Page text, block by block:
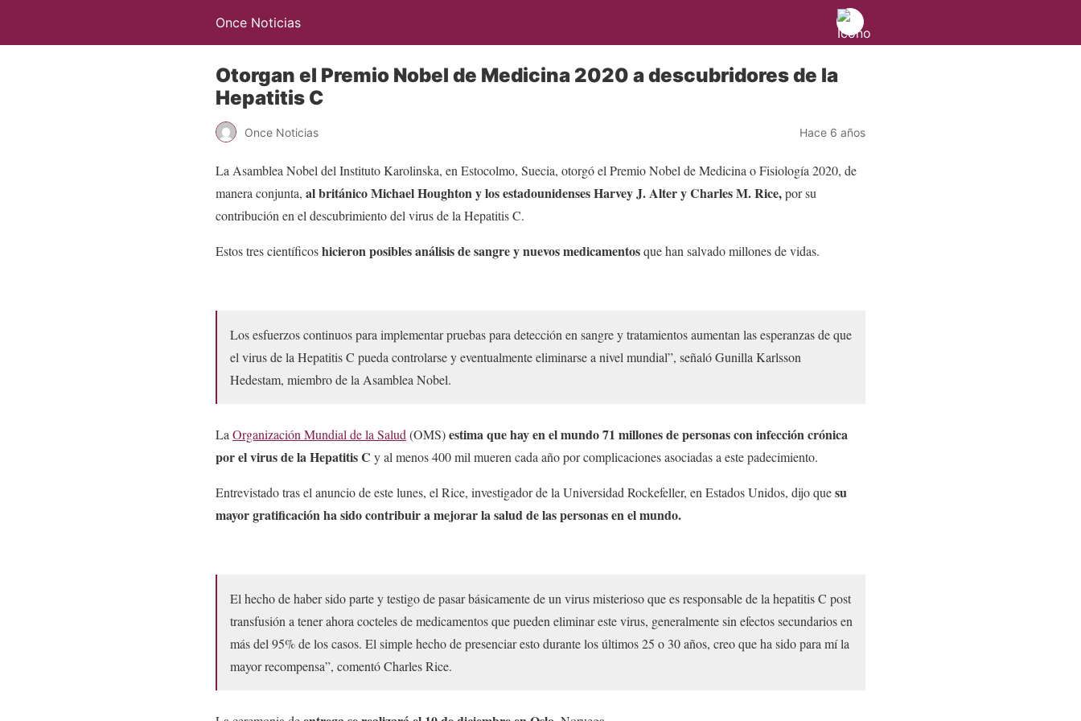
Once Noticias
Otorgan el Premio Nobel de Medicina 2020 a descubridores de la
Hepatitis C
Once Noticias Hace 6 años
La Asamblea Nobel del Instituto Karolinska, en Estocolmo, Suecia, otorgó el Premio Nobel de Medicina o Fisiología 2020, de
manera conjunta, al británico Michael Houghton y los estadounidenses Harvey J. Alter y Charles M. Rice,por su
contribución en el descubrimiento del virus de la Hepatitis C.
Estos tres científicoshicieron posibles análisis de sangre y nuevos medicamentosque han salvado millones de vidas.
Los esfuerzos continuos para implementar pruebas para detección en sangre y tratamientos aumentan las esperanzas de que
el virus de la Hepatitis C pueda controlarse y eventualmente eliminarse a nivel mundial”, señaló Gunilla Karlsson
Hedestam, miembro de la Asamblea Nobel.
La Organización Mundial de la Salud (OMS)estima que hay en el mundo 71 millones de personas con infección crónica
por el virus de la Hepatitis C y al menos 400 mil mueren cada año por complicaciones asociadas a este padecimiento.
Entrevistado tras el anuncio de este lunes, el Rice, investigador de la Universidad Rockefeller, en Estados Unidos, dijo quesu
mayor gratificación ha sido contribuir a mejorar la salud de las personas en el mundo.
El hecho de haber sido parte y testigo de pasar básicamente de un virus misterioso que es responsable de la hepatitis C post
transfusión a tener ahora cocteles de medicamentos que pueden eliminar este virus, generalmente sin efectos secundarios en
más del 95% de los casos. El simple hecho de presenciar esto durante los últimos 25 o 30 años, creo que ha sido para mí la
mayor recompensa”, comentó Charles Rice.